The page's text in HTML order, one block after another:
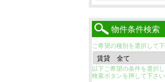
物件条件検索
ご希望の種別を選択して
以下ご希望の条件を選択
検索ボタンを押して下さい